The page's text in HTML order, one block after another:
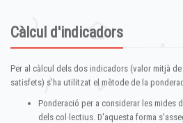
Càlcul d'indicadors
Per al càlcul dels dos indicadors (valor mitjà
satisfets) s'ha utilitzat el mètode de la
Ponderació per a considerar les mides
dels col·lectius. D'aquesta forma